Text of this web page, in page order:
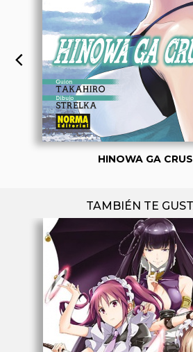
HINOWA GA
TAMBIÉN TE